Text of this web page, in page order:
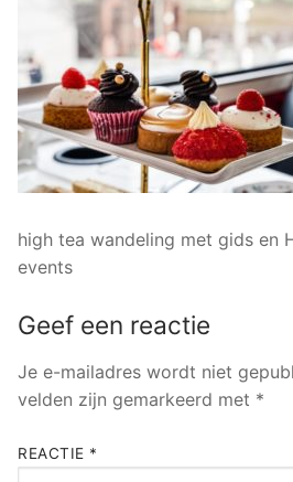
high tea wandeling met gids en
events
Geef een reactie
Je e-mailadres wordt niet
velden zijn gemarkeerd met *
REACTIE *